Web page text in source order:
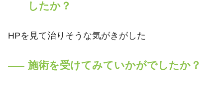
したか？
HPを見て治りそうな気がきがした
施術を受けてみていかがでしたか？